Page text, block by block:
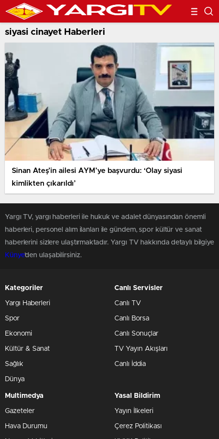
siyasi cinayet Haberleri
Sinan Ateş’in ailesi AYM’ye başvurdu: ‘Olay siyasi
kimlikten çıkarıldı’
Yargı TV, yargı haberleri ile hukuk ve adalet dünyasından önemli
haberleri, personel alım ilanları ile gündem, spor kültür ve sanat
haberlerini sizlere ulaştırmaktadır. Yargı TV hakkında detaylı bilgiye
Künye'den ulaşabilirsiniz.
Kategoriler
Yargı Haberleri
Spor
Ekonomi
Kültür & Sanat
Sağlık
Dünya
Canlı Servisler
Canlı TV
Canlı Borsa
Canlı Sonuçlar
TV Yayın Akışları
Canlı İddia
Multimedya
Gazeteler
Hava Durumu
Yasal Bildirim
Yayın İlkeleri
Çerez Politikası